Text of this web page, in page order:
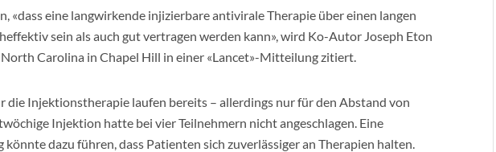
«dass eine langwirkende injizierbare antivirale Therapie über einen langen
sein als auch gut vertragen werden kann», wird Ko-Autor Joseph Eton
Carolina in Chapel Hill in einer «Lancet»-Mitteilung zitiert.
die Injektionstherapie laufen bereits – allerdings nur für den Abstand von
Injektion hatte bei vier Teilnehmern nicht angeschlagen. Eine
dazu führen, dass Patienten sich zuverlässiger an Therapien halten.